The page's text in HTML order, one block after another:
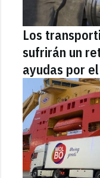
Los
sufrirán un
ayudas por